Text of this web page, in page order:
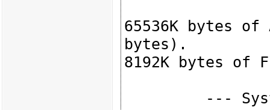
65536K bytes
bytes).
8192K bytes of